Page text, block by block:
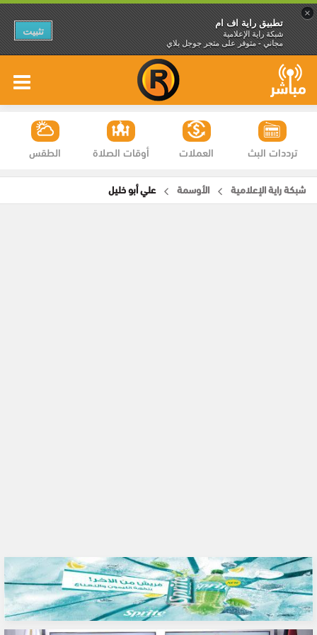
×
تطبيق راية اف ام
شبكة راية الإعلامية
مجاني - متوفر على متجر جوجل بلاي
تثبيت
الطقس أوقات الصلاة العملات ترددات البث
شبكة راية الإعلامية الأوسمة علي أبو خليل